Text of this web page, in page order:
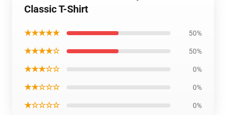
Classic T-Shirt
★★★★★ 50%
★★★★☆ 50%
★★★☆☆ 0%
★★☆☆☆ 0%
★☆☆☆☆ 0%